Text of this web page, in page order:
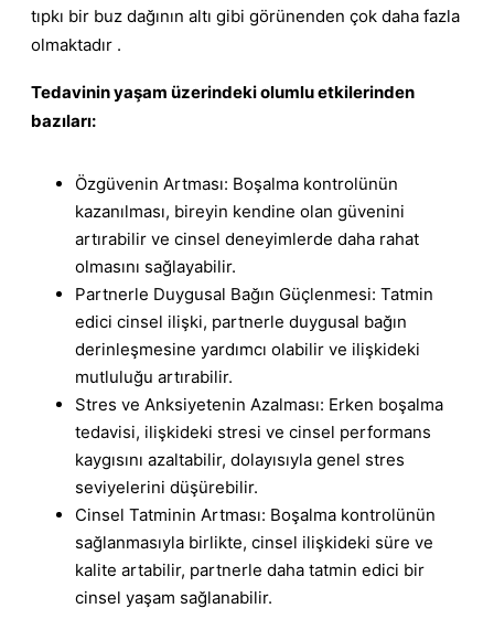
tıpkı bir buz dağının altı gibi görünenden çok daha fazla
olmaktadır .
Tedavinin yaşam üzerindeki olumlu etkilerinden
bazıları:
Özgüvenin Artması: Boşalma kontrolünün
kazanılması, bireyin kendine olan güvenini
artırabilir ve cinsel deneyimlerde daha rahat
olmasını sağlayabilir.
Partnerle Duygusal Bağın Güçlenmesi: Tatmin
edici cinsel ilişki, partnerle duygusal bağın
derinleşmesine yardımcı olabilir ve ilişkideki
mutluluğu artırabilir.
Stres ve Anksiyetenin Azalması: Erken boşalma
tedavisi, ilişkideki stresi ve cinsel performans
kaygısını azaltabilir, dolayısıyla genel stres
seviyelerini düşürebilir.
Cinsel Tatminin Artması: Boşalma kontrolünün
sağlanmasıyla birlikte, cinsel ilişkideki süre ve
kalite artabilir, partnerle daha tatmin edici bir
cinsel yaşam sağlanabilir.